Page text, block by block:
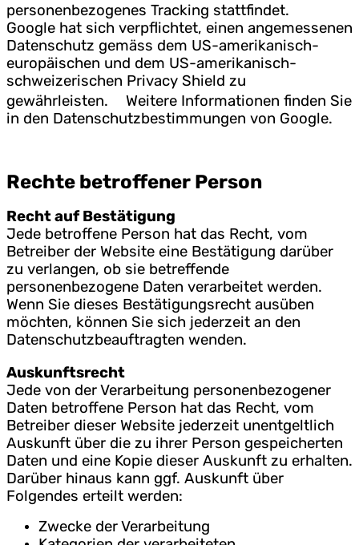
personenbezogenes Tracking stattfindet.
Google hat sich verpflichtet, einen angemessenen
Datenschutz gemäss dem US-amerikanisch-
europäischen und dem US-amerikanisch-
schweizerischen Privacy Shield zu
gewährleisten. Weitere Informationen finden Sie
in den Datenschutzbestimmungen von Google.
Rechte betroffener Person
Recht auf Bestätigung
Jede betroffene Person hat das Recht, vom
Betreiber der Website eine Bestätigung darüber
zu verlangen, ob sie betreffende
personenbezogene Daten verarbeitet werden.
Wenn Sie dieses Bestätigungsrecht ausüben
möchten, können Sie sich jederzeit an den
Datenschutzbeauftragten wenden.
Auskunftsrecht
Jede von der Verarbeitung personenbezogener
Daten betroffene Person hat das Recht, vom
Betreiber dieser Website jederzeit unentgeltlich
Auskunft über die zu ihrer Person gespeicherten
Daten und eine Kopie dieser Auskunft zu erhalten.
Darüber hinaus kann ggf. Auskunft über
Folgendes erteilt werden:
Zwecke der Verarbeitung